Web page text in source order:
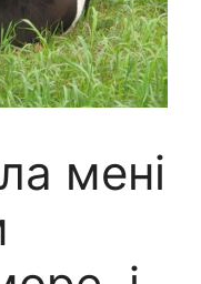
мені